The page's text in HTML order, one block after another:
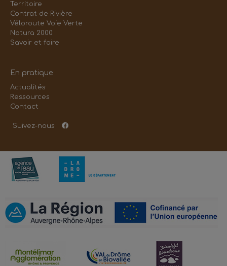
Territoire
Contrat de Rivière
Véloroute Voie Verte
Natura 2000
Savoir et faire
En pratique
Actualités
Ressources
Contact
Suivez-nous